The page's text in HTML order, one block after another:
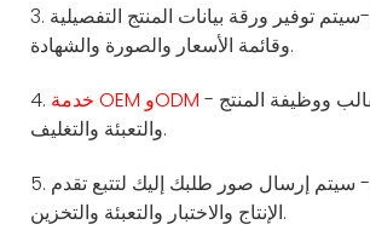
3. -سيتم توفير ورقة بيانات المنتج التفصيلية
وقائمة الأسعار والصورة والشهادة.
4.
خدمة OEM وODM - تصميم خاص للقالب ووظيفة المنتج
والتعبئة والتغليف.
5. - سيتم إرسال صور طلبك إليك لتتبع تقدم
الإنتاج والاختبار والتعبئة والتخزين.